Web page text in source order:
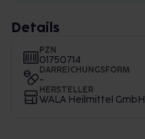
Details
PZN
01750714
DARREICHUNGSFORM
-
HERSTELLER
WALA Heilmittel GmbH